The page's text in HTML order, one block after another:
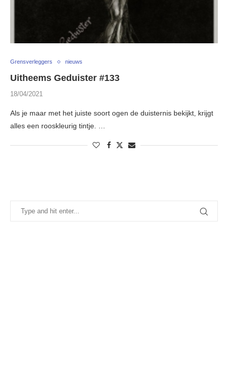
Grensverleggers nieuws
Uitheems Geduister #133
18/04/2021
Als je maar met het juiste soort ogen de duisternis bekijkt, krijgt
alles een rooskleurig tintje. …